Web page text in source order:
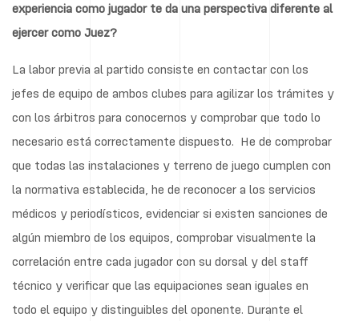
experiencia como jugador te da una perspectiva diferente al
ejercer como Juez?
La labor previa al partido consiste en contactar con los
jefes de equipo de ambos clubes para agilizar los trámites y
con los árbitros para conocernos y comprobar que todo lo
necesario está correctamente dispuesto. He de comprobar
que todas las instalaciones y terreno de juego cumplen con
la normativa establecida, he de reconocer a los servicios
médicos y periodísticos, evidenciar si existen sanciones de
algún miembro de los equipos, comprobar visualmente la
correlación entre cada jugador con su dorsal y del staff
técnico y verificar que las equipaciones sean iguales en
todo el equipo y distinguibles del oponente. Durante el